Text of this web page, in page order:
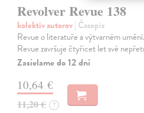
Revolver Revue 138
kolektív autorov| Časopis
Revue o literatuře a výtvarném
Revue završuje čtyřicet let své
Zasielame do 12 dní
10,64 €
11,20 € ?